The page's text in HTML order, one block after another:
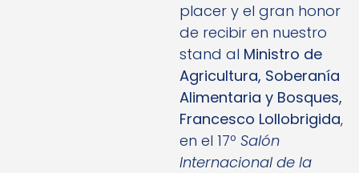
placer y el gran honor
de recibir en nuestro
stand al Ministro de
Agricultura, Soberanía
Alimentaria y Bosques,
Francesco Lollobrigida,
en el 17º Salón
Internacional de la